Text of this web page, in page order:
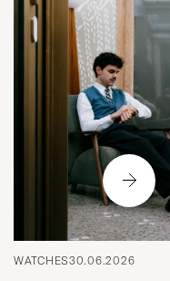
WATCHES30.06.2026